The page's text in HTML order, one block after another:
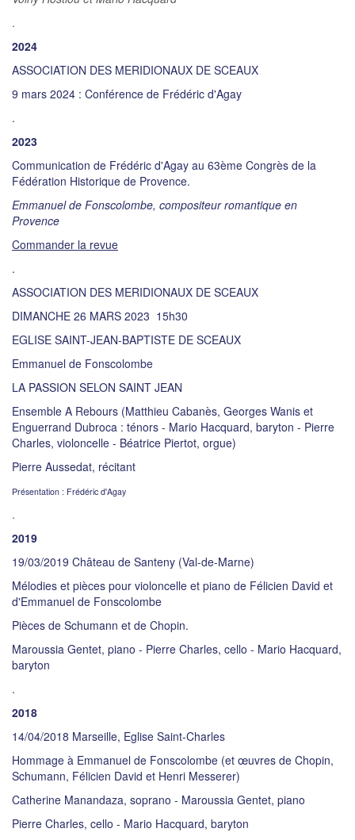
.
2024
ASSOCIATION DES MERIDIONAUX DE SCEAUX
9 mars 2024 : Conférence de Frédéric d'Agay
.
2023
Communication de Frédéric d'Agay au 63ème Congrès de la
Fédération Historique de Provence.
Emmanuel de Fonscolombe, compositeur romantique en
Provence
Commander la revue
.
ASSOCIATION DES MERIDIONAUX DE SCEAUX
DIMANCHE 26 MARS 2023 15h30
EGLISE SAINT-JEAN-BAPTISTE DE SCEAUX
Emmanuel de Fonscolombe
LA PASSION SELON SAINT JEAN
Ensemble A Rebours (Matthieu Cabanès, Georges Wanis et
Enguerrand Dubroca : ténors - Mario Hacquard, baryton - Pierre
Charles, violoncelle - Béatrice Piertot, orgue)
Pierre Aussedat, récitant
Présentation : Frédéric d'Agay
.
2019
19/03/2019 Château de Santeny (Val-de-Marne)
Mélodies et pièces pour violoncelle et piano de Félicien David et
d'Emmanuel de Fonscolombe
Pièces de Schumann et de Chopin.
Maroussia Gentet, piano - Pierre Charles, cello - Mario Hacquard,
baryton
.
2018
14/04/2018 Marseille, Eglise Saint-Charles
Hommage à Emmanuel de Fonscolombe (et œuvres de Chopin,
Schumann, Félicien David et Henri Messerer)
Catherine Manandaza, soprano - Maroussia Gentet, piano
Pierre Charles, cello - Mario Hacquard, baryton